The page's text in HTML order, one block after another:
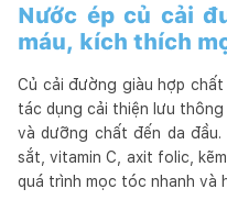
Nước ép củ cải
máu, kích thích
Củ cải đường giàu hợp
tác dụng cải thiện lưu
và dưỡng chất đến da
sắt, vitamin C, axit folic,
quá trình mọc tóc nhanh và